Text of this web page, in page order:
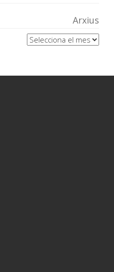
Arxius
Arxius